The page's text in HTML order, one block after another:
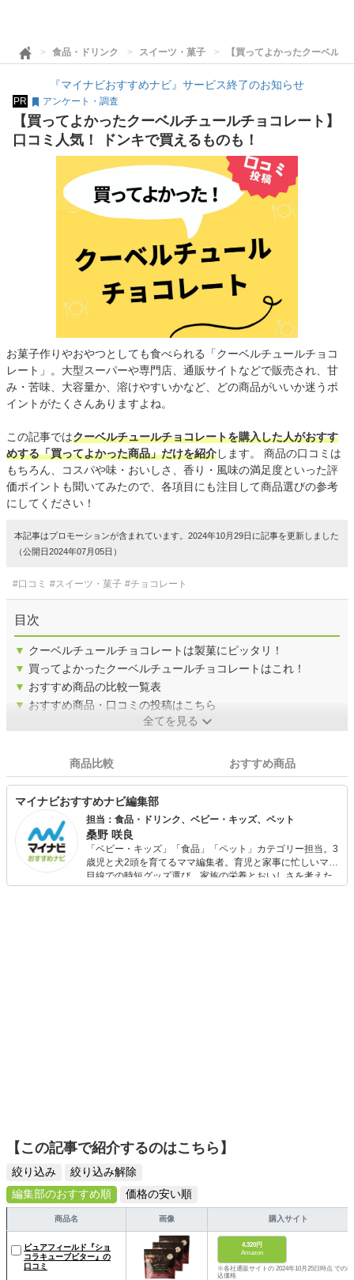
食品・ドリンク スイーツ・菓子 【買ってよかったクーベル
『マイナビおすすめナビ』サービス終了のお知らせ
PR アンケート・調査
【買ってよかったクーベルチュールチョコレート】
口コミ人気！ ドンキで買えるものも！
お菓子作りやおやつとしても食べられる「クーベルチュールチョコ
レート」。大型スーパーや専門店、通販サイトなどで販売され、甘
み・苦味、大容量か、溶けやすいかなど、どの商品がいいか迷うポ
イントがたくさんありますよね。
この記事ではクーベルチュールチョコレートを購入した人がおすす
めする「買ってよかった商品」だけを紹介します。 商品の口コミは
もちろん、コスパや味・おいしさ、香り・風味の満足度といった評
価ポイントも聞いてみたので、各項目にも注目して商品選びの参考
にしてください！
本記事はプロモーションが含まれています。2024年10月29日に記事を更新しました
（公開日2024年07月05日）
#口コミ #スイーツ・菓子 #チョコレート
目次
▼ クーベルチュールチョコレートは製菓にピッタリ！
▼ 買ってよかったクーベルチュールチョコレートはこれ！
▼ おすすめ商品の比較一覧表
▼ おすすめ商品・口コミの投稿はこちら
全てを見る
商品比較 おすすめ商品
マイナビおすすめナビ編集部
担当：食品・ドリンク、ベビー・キッズ、ペット
桑野 咲良
「ベビー・キッズ」「食品」「ペット」カテゴリー担当。3
歳児と犬2頭を育てるママ編集者。育児と家事に忙しいママ
目線での時短グッズ選び、家族の栄養とおいしさを考えた
食品選び、束の間のリラックスタイムを楽しむためのスイ
【この記事で紹介するのはこちら】
絞り込み
絞り込み解除
編集部のおすすめ順
価格の安い順
商品名 画像 購入サイト
ピュアフィールド『ショ
コラキューブビター』の
口コミ
4,320円
Amazon
※各社通販サイトの 2024年10月25日時点 での税
込価格